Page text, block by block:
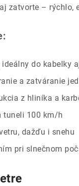
zatvorte – rýchlo,
do kabelky
a zatváranie
z hliníka a
tuneli 100 km/h
dažďu i snehu
pri slnečnom